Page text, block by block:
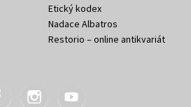
Etický kodex
Nadace Albatros
Restorio – online antikvariát